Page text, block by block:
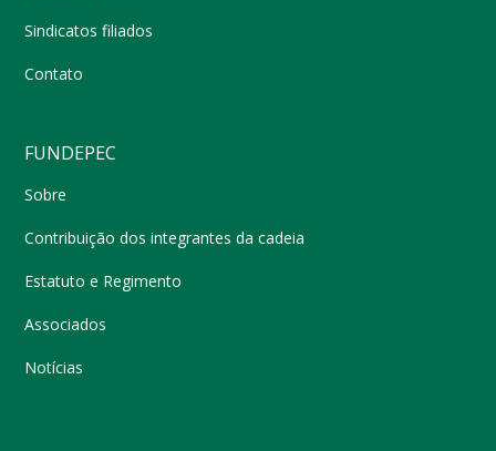
Sindicatos filiados
Contato
FUNDEPEC
Sobre
Contribuição dos integrantes da cadeia
Estatuto e Regimento
Associados
Notícias